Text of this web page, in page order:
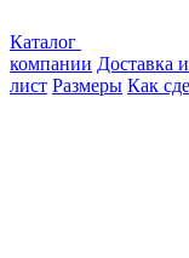
Каталог
компании Доставка
лист Размеры Как